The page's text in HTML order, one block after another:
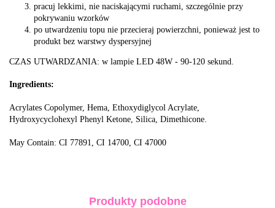
pracuj lekkimi, nie naciskającymi ruchami, szczególnie przy
pokrywaniu wzorków
po utwardzeniu topu nie przecieraj powierzchni, ponieważ jest to
produkt bez warstwy dyspersyjnej
CZAS UTWARDZANIA: w lampie LED 48W - 90-120 sekund.
Ingredients:
Acrylates Copolymer, Hema, Ethoxydiglycol Acrylate,
Hydroxycyclohexyl Phenyl Ketone, Silica, Dimethicone.
May Contain: CI 77891, CI 14700, CI 47000
Produkty podobne